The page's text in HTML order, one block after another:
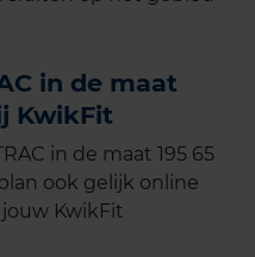
in de maat
KwikFit
in de maat 195 65
ook gelijk online
KwikFit